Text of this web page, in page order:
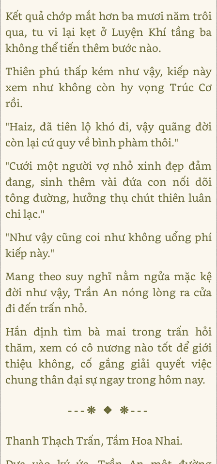
Kết quả chớp mắt hơn ba mươi năm trôi
qua, tu vi lại kẹt ở Luyện Khí tầng ba
không thể tiến thêm bước nào.
Thiên phú thấp kém như vậy, kiếp này
xem như không còn hy vọng Trúc Cơ
rồi.
"Haiz, đã tiên lộ khó đi, vậy quãng đời
còn lại cứ quy về bình phàm thôi."
"Cưới một người vợ nhỏ xinh đẹp đảm
đang, sinh thêm vài đứa con nối dõi
tông đường, hưởng thụ chút thiên luân
chi lạc."
"Như vậy cũng coi như không uổng phí
kiếp này."
Mang theo suy nghĩ nằm ngửa mặc kệ
đời như vậy, Trần An nóng lòng ra cửa
đi đến trấn nhỏ.
Hắn định tìm bà mai trong trấn hỏi
thăm, xem có cô nương nào tốt để giới
thiệu không, cố gắng giải quyết việc
chung thân đại sự ngay trong hôm nay.
---❊ ❖ ❊---
Thanh Thạch Trấn, Tầm Hoa Nhai.